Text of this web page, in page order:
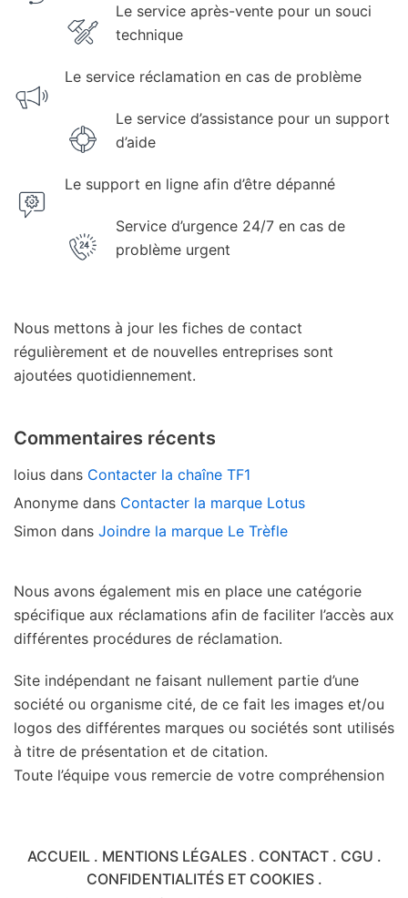
Le service après-vente pour un souci
technique
Le service réclamation en cas de problème
Le service d’assistance pour un support
d’aide
Le support en ligne afin d’être dépanné
Service d’urgence 24/7 en cas de
problème urgent
Nous mettons à jour les fiches de contact
régulièrement et de nouvelles entreprises sont
ajoutées quotidiennement.
Commentaires récents
loius dans Contacter la chaîne TF1
Anonyme dans Contacter la marque Lotus
Simon dans Joindre la marque Le Trèfle
Nous avons également mis en place une catégorie
spécifique aux réclamations afin de faciliter l’accès aux
différentes procédures de réclamation.
Site indépendant ne faisant nullement partie d’une
société ou organisme cité, de ce fait les images et/ou
logos des différentes marques ou sociétés sont utilisés
à titre de présentation et de citation.
Toute l’équipe vous remercie de votre compréhension
ACCUEIL. MENTIONS LÉGALES. CONTACT. CGU .
CONFIDENTIALITÉS ET COOKIES.